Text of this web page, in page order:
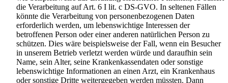
die Verarbeitung auf Art. 6 I lit. c DS-GVO. In seltenen Fällen
könnte die Verarbeitung von personenbezogenen Daten
erforderlich werden, um lebenswichtige Interessen der
betroffenen Person oder einer anderen natürlichen Person zu
schützen. Dies wäre beispielsweise der Fall, wenn ein Besucher
in unserem Betrieb verletzt werden würde und daraufhin sein
Name, sein Alter, seine Krankenkassendaten oder sonstige
lebenswichtige Informationen an einen Arzt, ein Krankenhaus
oder sonstige Dritte weitergegeben werden müssten. Dann